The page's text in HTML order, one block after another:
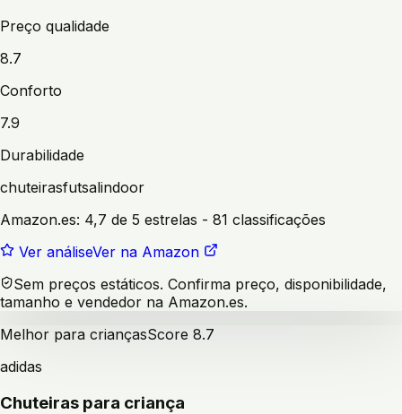
Preço qualidade
8.7
Conforto
7.9
Durabilidade
chuteirasfutsalindoor
Amazon.es: 4,7 de 5 estrelas - 81 classificações
Ver análiseVer na Amazon
Sem preços estáticos. Confirma preço, disponibilidade,
tamanho e vendedor na Amazon.es.
Melhor para criançasScore 8.7
adidas
Chuteiras para criança